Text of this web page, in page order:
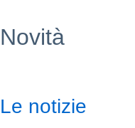
Novità
Le notizie